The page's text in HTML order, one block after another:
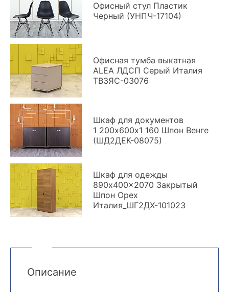
Офисный стул Пластик
Черный (УНПЧ-17104)
Офисная тумба выкатная
ALEA ЛДСП Серый Италия
ТВ3ЯС-03076
Шкаф для документов
1 200х600х1 160 Шпон Венге
(ШД2ДЕК-08075)
Шкаф для одежды
890x400x2070 Закрытый
Шпон Орех
Италия_ШГ2ДХ-101023
Описание